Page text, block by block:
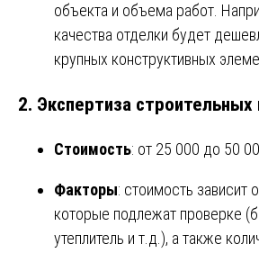
объекта и объема работ.
качества отделки будет
крупных конструктивных
2. Экспертиза
Стоимость: от 25 000 до 50
Факторы: стоимость зависит
которые подлежат проверке
утеплитель и т.д.), а также